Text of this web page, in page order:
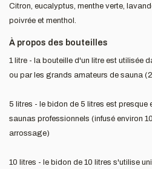
Citron, eucalyptus, menthe verte,
poivrée et menthol.
À propos des bouteilles
1 litre - la bouteille d'un litre est utilisée
ou par les grands amateurs de sauna
5 litres - le bidon de 5 litres est presque
saunas professionnels (infusé environ
arrossage)
10 litres - le bidon de 10 litres s'utilise